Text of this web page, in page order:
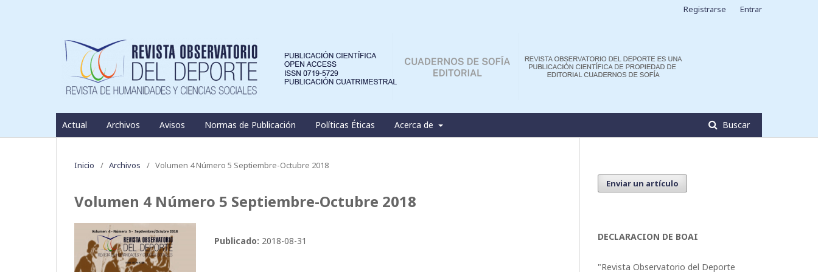
Actual Archivos Avisos Normas de Publicación Políticas Éticas Acerca de Buscar
Registrarse Entrar
Inicio / Archivos / Volumen 4 Número 5 Septiembre-Octubre 2018
Volumen 4 Número 5 Septiembre-Octubre 2018
Publicado: 2018-08-31
Enviar un artículo
DECLARACION DE BOAI
"Revista Observatorio del Deporte